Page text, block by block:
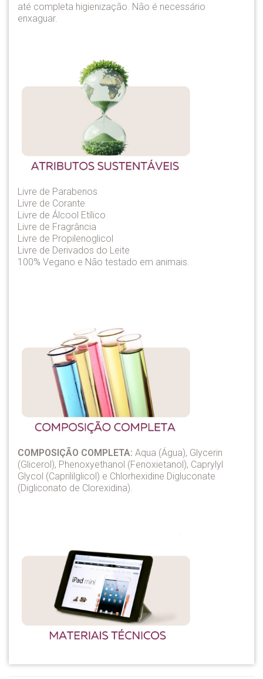
até completa higienização. Não é necessário
enxaguar.
Livre de Parabenos
Livre de Corante
Livre de Álcool Etílico
Livre de Fragrância
Livre de Propilenoglicol
Livre de Derivados do Leite
100% Vegano e Não testado em animais.
COMPOSIÇÃO COMPLETA: Aqua (Água), Glycerin
(Glicerol), Phenoxyethanol (Fenoxietanol), Caprylyl
Glycol (Caprililglicol) e Chlorhexidine Digluconate
(Digliconato de Clorexidina).